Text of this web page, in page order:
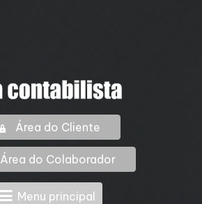
Área do Cliente
Área do Colaborador
Menu principal